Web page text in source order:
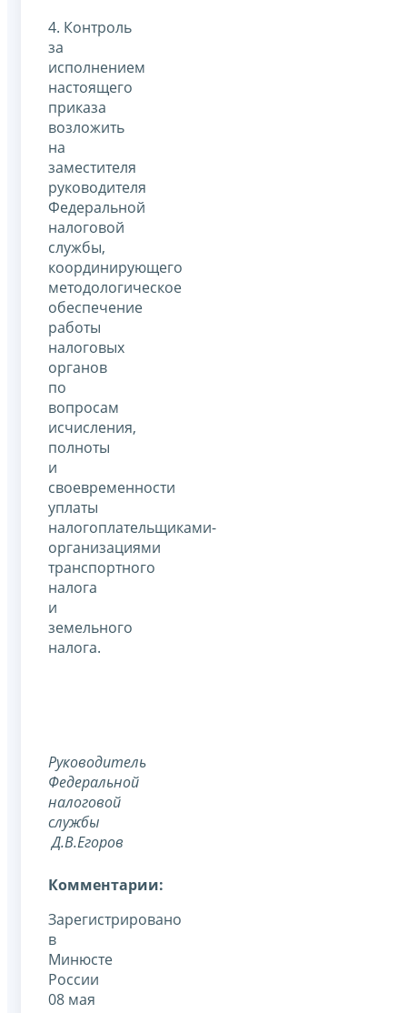
4. Контроль
за
исполнением
настоящего
приказа
возложить
на
заместителя
руководителя
Федеральной
налоговой
службы,
координирующего
методологическое
обеспечение
работы
налоговых
органов
по
вопросам
исчисления,
полноты
и
своевременности
уплаты
налогоплательщиками-
организациями
транспортного
налога
и
земельного
налога.
Руководитель
Федеральной
налоговой
службы
Д.В.Егоров
Комментарии:
Зарегистрировано
в
Минюсте
России
08 мая